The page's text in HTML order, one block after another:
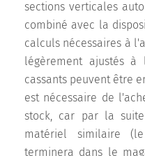
sections verticales
combiné avec la
calculs nécessaires à
légèrement ajustés
cassants peuvent être
est nécessaire de
stock, car par la
matériel similaire
terminera dans le